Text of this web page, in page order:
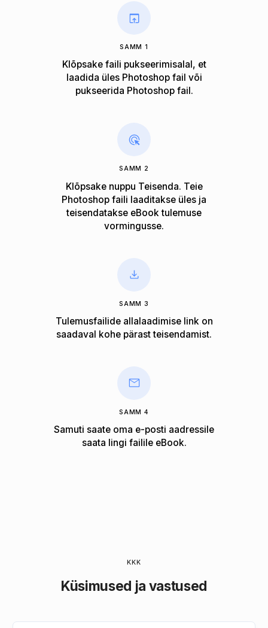
SAMM 1
Klõpsake faili pukseerimisalal, et
laadida üles Photoshop fail või
pukseerida Photoshop fail.
SAMM 2
Klõpsake nuppu Teisenda. Teie
Photoshop faili laaditakse üles ja
teisendatakse eBook tulemuse
vormingusse.
SAMM 3
Tulemusfailide allalaadimise link on
saadaval kohe pärast teisendamist.
SAMM 4
Samuti saate oma e-posti aadressile
saata lingi failile eBook.
KKK
Küsimused ja vastused